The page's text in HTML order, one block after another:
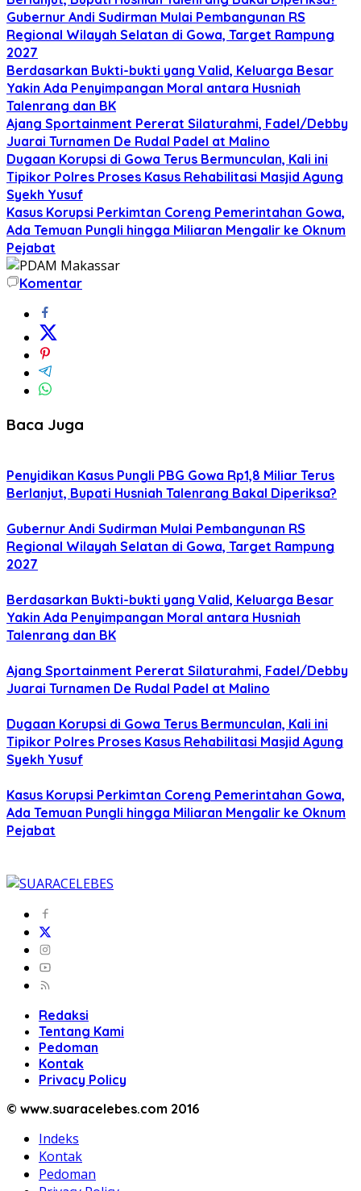
Gubernur Andi Sudirman Mulai Pembangunan RS
Regional Wilayah Selatan di Gowa, Target Rampung
2027
Berdasarkan Bukti-bukti yang Valid, Keluarga Besar
Yakin Ada Penyimpangan Moral antara Husniah
Talenrang dan BK
Ajang Sportainment Pererat Silaturahmi, Fadel/Debby
Juarai Turnamen De Rudal Padel at Malino
Dugaan Korupsi di Gowa Terus Bermunculan, Kali ini
Tipikor Polres Proses Kasus Rehabilitasi Masjid Agung
Syekh Yusuf
Kasus Korupsi Perkimtan Coreng Pemerintahan Gowa,
Ada Temuan Pungli hingga Miliaran Mengalir ke Oknum
Pejabat
Komentar
Baca Juga
Penyidikan Kasus Pungli PBG Gowa Rp1,8 Miliar Terus
Berlanjut, Bupati Husniah Talenrang Bakal Diperiksa?
Gubernur Andi Sudirman Mulai Pembangunan RS
Regional Wilayah Selatan di Gowa, Target Rampung
2027
Berdasarkan Bukti-bukti yang Valid, Keluarga Besar
Yakin Ada Penyimpangan Moral antara Husniah
Talenrang dan BK
Ajang Sportainment Pererat Silaturahmi, Fadel/Debby
Juarai Turnamen De Rudal Padel at Malino
Dugaan Korupsi di Gowa Terus Bermunculan, Kali ini
Tipikor Polres Proses Kasus Rehabilitasi Masjid Agung
Syekh Yusuf
Kasus Korupsi Perkimtan Coreng Pemerintahan Gowa,
Ada Temuan Pungli hingga Miliaran Mengalir ke Oknum
Pejabat
Redaksi
Tentang Kami
Pedoman
Kontak
Privacy Policy
© www.suaracelebes.com 2016
Indeks
Kontak
Pedoman